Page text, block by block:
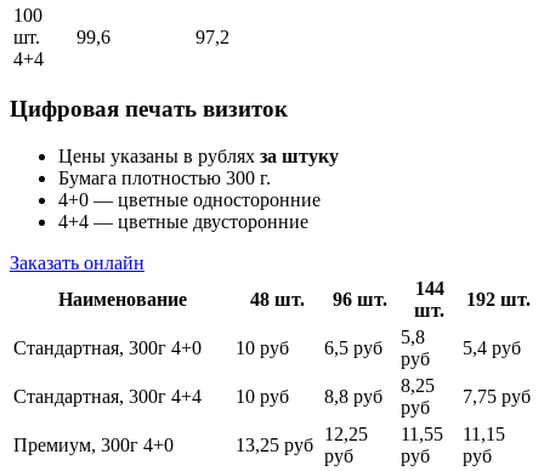
100
шт.
4+4
99,6 97,2
Цифровая печать визиток
Цены указаны в рублях за штуку
Бумага плотностью 300 г.
4+0 — цветные односторонние
4+4 — цветные двусторонние
Заказать онлайн
Наименование
48 шт. 96 шт.
144
шт.
192 шт.
Стандартная, 300г 4+0 10 руб 6,5 руб
5,8
руб
5,4 руб
Стандартная, 300г 4+4 10 руб 8,8 руб
8,25
руб
7,75 руб
Премиум, 300г 4+0 13,25 руб
12,25
руб
11,55
руб
11,15
руб